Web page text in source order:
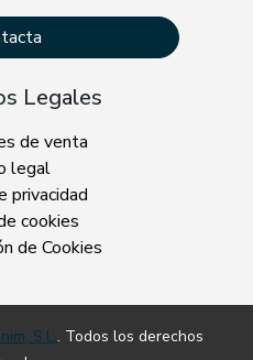
Legales
de venta
legal
privacidad
cookies
de Cookies
S.L.. Todos los derechos